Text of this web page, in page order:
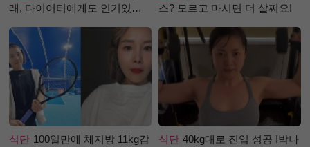
래, 다이어터에게도 인기있는
스? 모르고 마시면 더 살쩌요!
식단 100일만에 체지방 11kg감
식단 40kg대로 진입 성공 !박나